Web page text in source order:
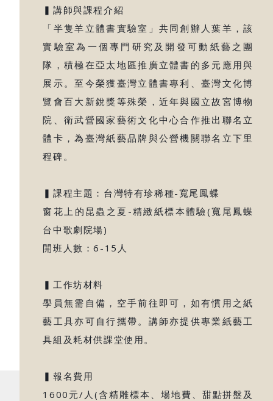
▍講師與課程介紹
「半隻羊立體書實驗室」共同創辦人葉羊，該
實驗室為一個專門研究及開發可動紙藝之團
隊，積極在亞太地區推廣立體書的多元應用與
展示。至今榮獲臺灣立體書專利、臺灣文化博
覽會百大新銳獎等殊榮，近年與國立故宮博物
院、衛武營國家藝術文化中心合作推出聯名立
體卡，為臺灣紙藝品牌與公營機關聯名立下里
程碑。
▍課程主題：台灣特有珍稀種-寬尾鳳蝶
窗花上的昆蟲之夏-精緻紙標本體驗(寬尾鳳蝶
台中歌劇院場)
開班人數：6-15人
▍工作坊材料
學員無需自備，空手前往即可，如有慣用之紙
藝工具亦可自行攜帶。講師亦提供專業紙藝工
具組及耗材供課堂使用。
▍報名費用
1600元/人(含精雕標本、場地費、甜點拼盤及